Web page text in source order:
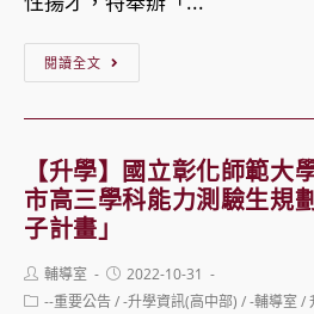
材
暨
特
色
果
展」，
諮
商
心
「心
閱讀全文
亞
洲
大
辦
【升學】國立彰化師範大
市高三學科能力測驗生規
子計畫」
Post
author:
輔導室
Post
published:
2022-10-31
Post--重要公告/-升學資訊(高中部) /-輔導室 /